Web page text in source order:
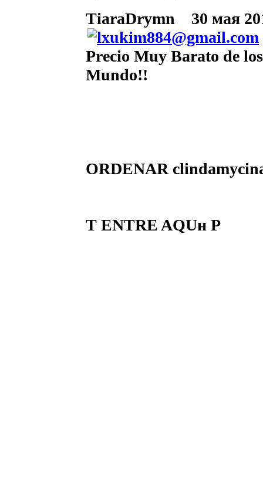
TiaraDrymn
30 мая
Precio Muy Barato de
Mundo!!
ORDENAR
Т ENTRE AQUн Р